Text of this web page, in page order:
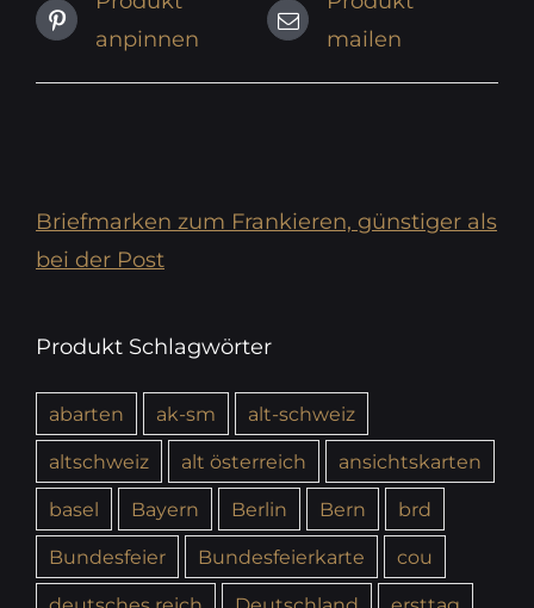
anpinnen
mailen
Briefmarken zum Frankieren, günstiger als
bei der Post
Produkt Schlagwörter
abarten ak-sm
alt-schweiz
altschweiz
alt österreich
ansichtskarten
basel
Bayern Berlin Bern
brd
Bundesfeier
Bundesfeierkarte
cou